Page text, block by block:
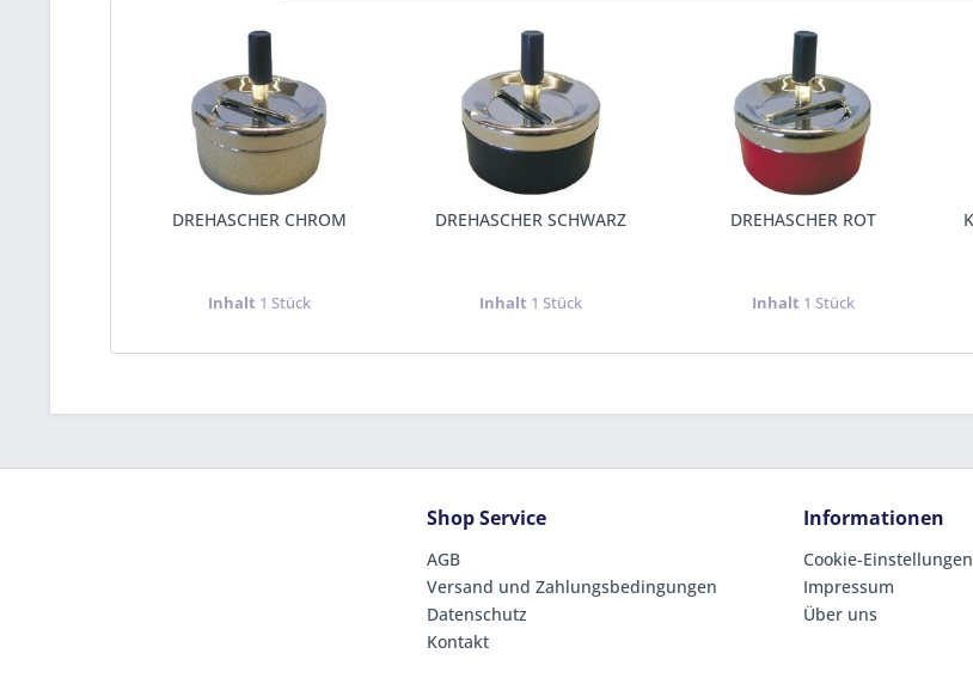
DREHASCHER CHROM
Inhalt 1 Stück
DREHASCHER SCHWARZ
Inhalt 1 Stück
DREHASCHER ROT
Inhalt 1 Stück
Shop Service
AGB
Versand und Zahlungsbedingungen
Datenschutz
Kontakt
Informationen
Cookie-Einstellungen
Impressum
Über uns